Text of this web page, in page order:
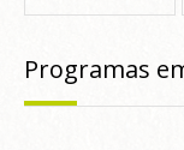
Programas